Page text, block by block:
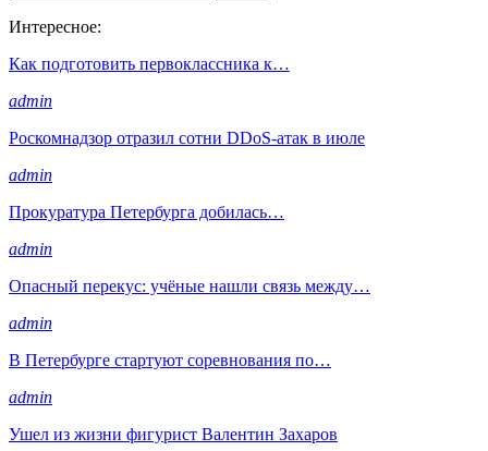
Интересное:
Как подготовить первоклассника к…
admin
Роскомнадзор отразил сотни DDoS-атак в июле
admin
Прокуратура Петербурга добилась…
admin
Опасный перекус: учёные нашли связь между…
admin
В Петербурге стартуют соревнования по…
admin
Ушел из жизни фигурист Валентин Захаров